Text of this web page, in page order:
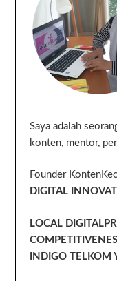
Saya adalah
konten, mentor,
Founder
DIGITAL
LOCAL
INDIGO TELKOM